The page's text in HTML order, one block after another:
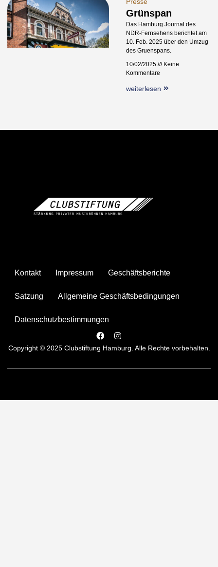
Grünspan
Das Hamburg Journal des
NDR-Fernsehens berichtet am
10. Feb. 2025 über den Umzug
des Gruenspans.
10/02/2025
Keine
Kommentare
weiterlesen
Kontakt Impressum Geschäftsberichte
Satzung Allgemeine Geschäftsbedingungen
Datenschutzbestimmungen
Copyright © 2025 Clubstiftung Hamburg. Alle Rechte vorbehalten.